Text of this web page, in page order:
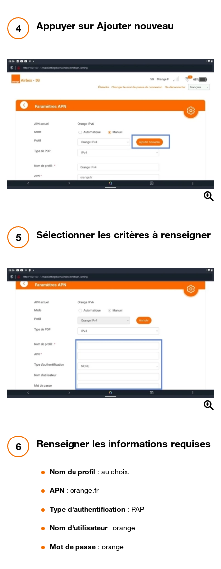
4 étape 4:
Appuyer sur Ajouter nouveau
5 étape 5:
Sélectionner les critères à renseigner
6 étape 6:
Renseigner les informations requises
Nom du profil : au choix.
APN : orange.fr
Type d'authentification : PAP
Nom d'utilisateur: orange
Mot de passe : orange